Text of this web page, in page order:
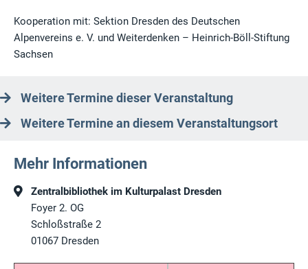
Kooperation mit: Sektion Dresden des Deutschen
Alpenvereins e. V. und Weiterdenken – Heinrich-Böll-Stiftung
Sachsen
Weitere Termine dieser Veranstaltung
Weitere Termine an diesem Veranstaltungsort
Mehr Informationen
Zentralbibliothek im Kulturpalast Dresden
Foyer 2. OG
Schloßstraße 2
01067 Dresden